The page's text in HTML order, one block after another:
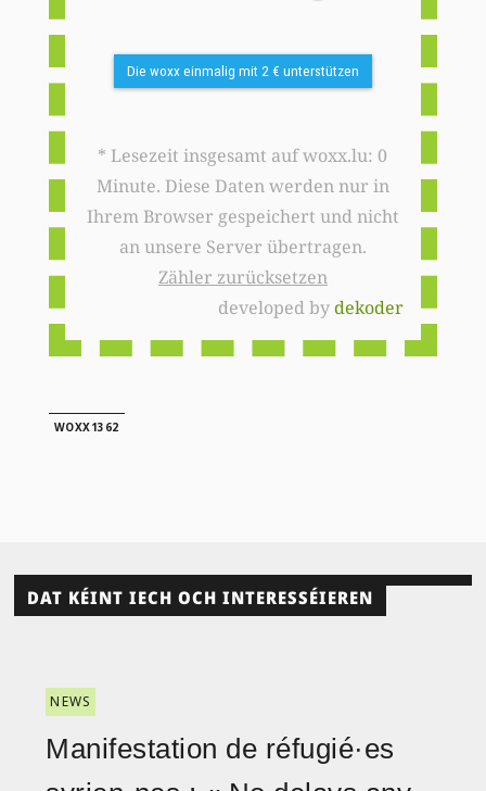
Die woxx einmalig mit 2 € unterstützen
* Lesezeit insgesamt auf woxx.lu: 0
Minute. Diese Daten werden nur in
Ihrem Browser gespeichert und nicht
an unsere Server übertragen.
Zähler zurücksetzen
developed bydekoder
WOXX1362
DAT KÉINT IECH OCH INTERESSÉIEREN
NEWS
Manifestation de réfugié·es